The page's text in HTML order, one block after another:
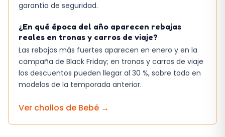
garantía de seguridad.
¿En qué época del año aparecen rebajas
reales en tronas y carros de viaje?
Las rebajas más fuertes aparecen en enero y en la
campaña de Black Friday; en tronas y carros de viaje
los descuentos pueden llegar al 30 %, sobre todo en
modelos de la temporada anterior.
Ver chollos de Bebé →